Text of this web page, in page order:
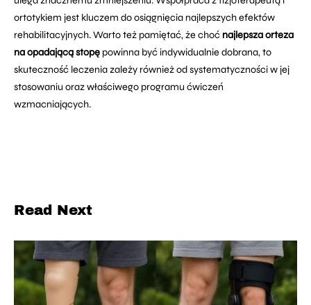
ortotykiem jest kluczem do osiągnięcia najlepszych efektów
rehabilitacyjnych. Warto też pamiętać, że choć najlepsza orteza
na opadającą stopę powinna być indywidualnie dobrana, to
skuteczność leczenia zależy również od systematyczności w jej
stosowaniu oraz właściwego programu ćwiczeń
wzmacniających.
Read Next